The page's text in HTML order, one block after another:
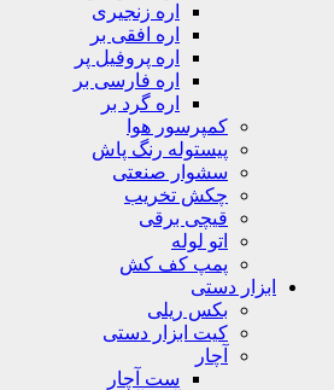
اره زنجیری
اره افقی بر
اره پروفیل پر
اره فارسی بر
اره گرد بر
کمپرسور هوا
پیستوله رنگ پاش
سشوار صنعتی
چکش تخریب
قیچی برقی
اتو لوله
پمپ کف کش
ابزار دستی
بکس ریلی
کیت ابزار دستی
آچار
ست آچار